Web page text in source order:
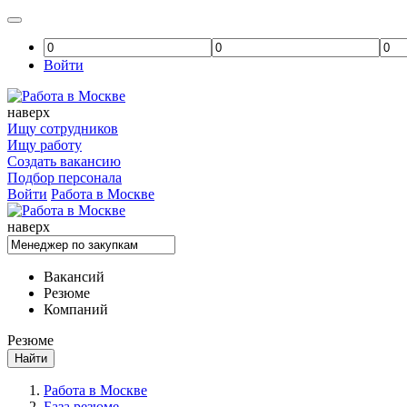
Войти
наверх
Ищу сотрудников
Ищу работу
Создать вакансию
Подбор персонала
Войти Работа в Москве
наверх
Вакансий
Резюме
Компаний
Резюме
Найти
Работа в Москве